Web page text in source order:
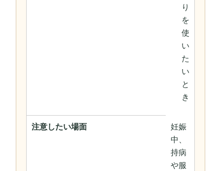
り
を
使
い
た
い
と
き
注意したい場面
妊娠
中、
持病
や服